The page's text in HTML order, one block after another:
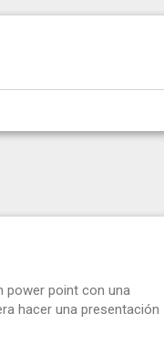
power point con una
hacer una presentación